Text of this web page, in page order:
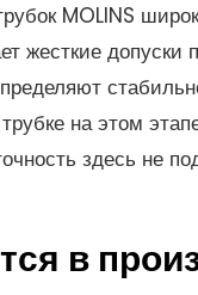
MOLINS
жесткие
на этом
здесь не
в